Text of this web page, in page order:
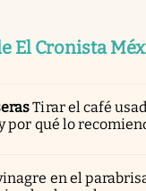
El Cronista
Tirar el café
por qué lo
en el